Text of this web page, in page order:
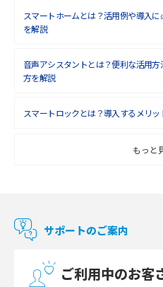
スマートホームとは？活用例や導入
を解説
音声アシスタントとは？便利な活用
方を解説
スマートロックとは？導入するメリ
スマートテレビとは？特徴や選び方、
マンションで使えるWi-Fiは？種類ごと
もっと
サポートのご案内
ご利用中のお客